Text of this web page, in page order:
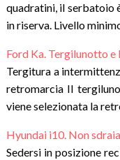
quadratini, il serbatoio
in riserva. Livello
Ford Ka. Tergilunotto
Tergitura a
retromarcia Il
viene selezionata la
Hyundai i10. Non
Sedersi in posizione